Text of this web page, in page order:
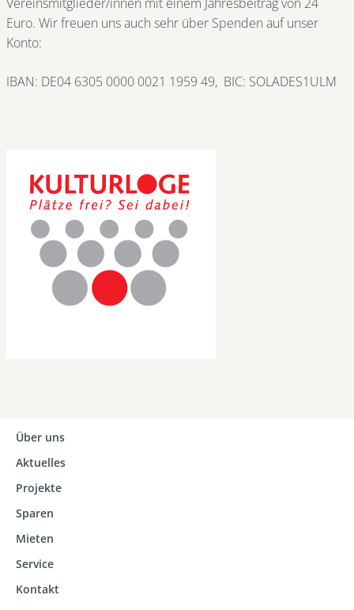
Euro. Wir freuen uns auch sehr über Spenden auf unser
Konto:
IBAN: DE04 6305 0000 0021 1959 49, BIC: SOLADES1ULM
Über uns
Aktuelles
Projekte
Sparen
Mieten
Service
Kontakt